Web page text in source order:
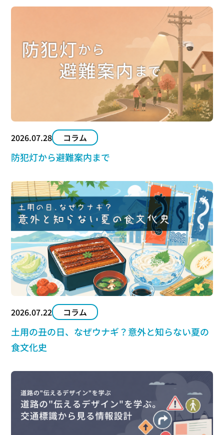
2026.07.28 コラム
防犯灯から避難案内まで
2026.07.22 コラム
土用の丑の日、なぜウナギ？意外と知らない夏の
食文化史